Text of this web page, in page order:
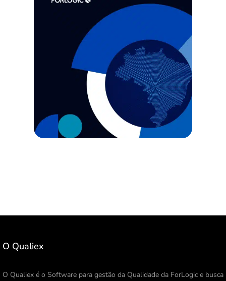
O Qualiex
O Qualiex é o Software para gestão da Qualidade da ForLogic e busca